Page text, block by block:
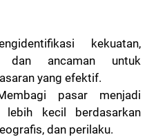
kekuatan,
dan ancaman untuk
yang efektif.
pasar menjadi
lebih kecil berdasarkan
dan perilaku.